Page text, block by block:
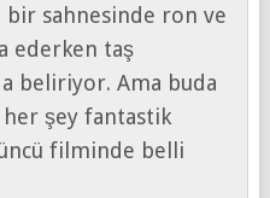
bir sahnesinde ron ve
ederken taş
beliriyor. Ama buda
şey fantastik
filminde belli